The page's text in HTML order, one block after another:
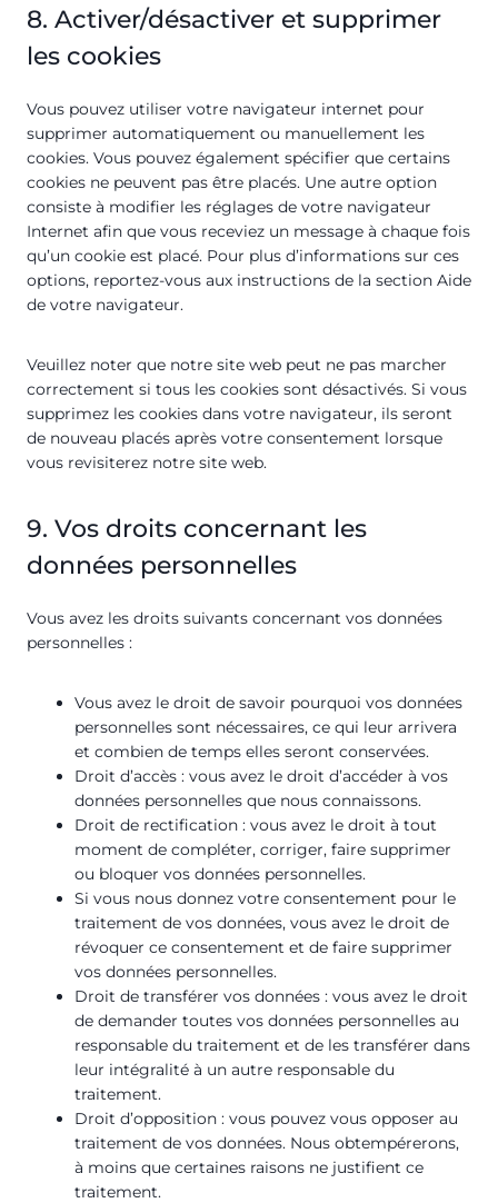
s
i
i
q
u
e
s
r
n
8. Activer/désactiver et supprimer
les cookies
Vous pouvez utiliser votre navigateur internet pour
supprimer automatiquement ou manuellement les
cookies. Vous pouvez également spécifier que certains
cookies ne peuvent pas être placés. Une autre option
consiste à modifier les réglages de votre navigateur
Internet afin que vous receviez un message à chaque fois
qu’un cookie est placé. Pour plus d’informations sur ces
options, reportez-vous aux instructions de la section Aide
de votre navigateur.
Veuillez noter que notre site web peut ne pas marcher
correctement si tous les cookies sont désactivés. Si vous
supprimez les cookies dans votre navigateur, ils seront
de nouveau placés après votre consentement lorsque
vous revisiterez notre site web.
9. Vos droits concernant les
données personnelles
Vous avez les droits suivants concernant vos données
personnelles :
Vous avez le droit de savoir pourquoi vos données
personnelles sont nécessaires, ce qui leur arrivera
et combien de temps elles seront conservées.
Droit d’accès : vous avez le droit d’accéder à vos
données personnelles que nous connaissons.
Droit de rectification : vous avez le droit à tout
moment de compléter, corriger, faire supprimer
ou bloquer vos données personnelles.
Si vous nous donnez votre consentement pour le
traitement de vos données, vous avez le droit de
révoquer ce consentement et de faire supprimer
vos données personnelles.
Droit de transférer vos données : vous avez le droit
de demander toutes vos données personnelles au
responsable du traitement et de les transférer dans
leur intégralité à un autre responsable du
traitement.
Droit d’opposition : vous pouvez vous opposer au
traitement de vos données. Nous obtempérerons,
à moins que certaines raisons ne justifient ce
traitement.